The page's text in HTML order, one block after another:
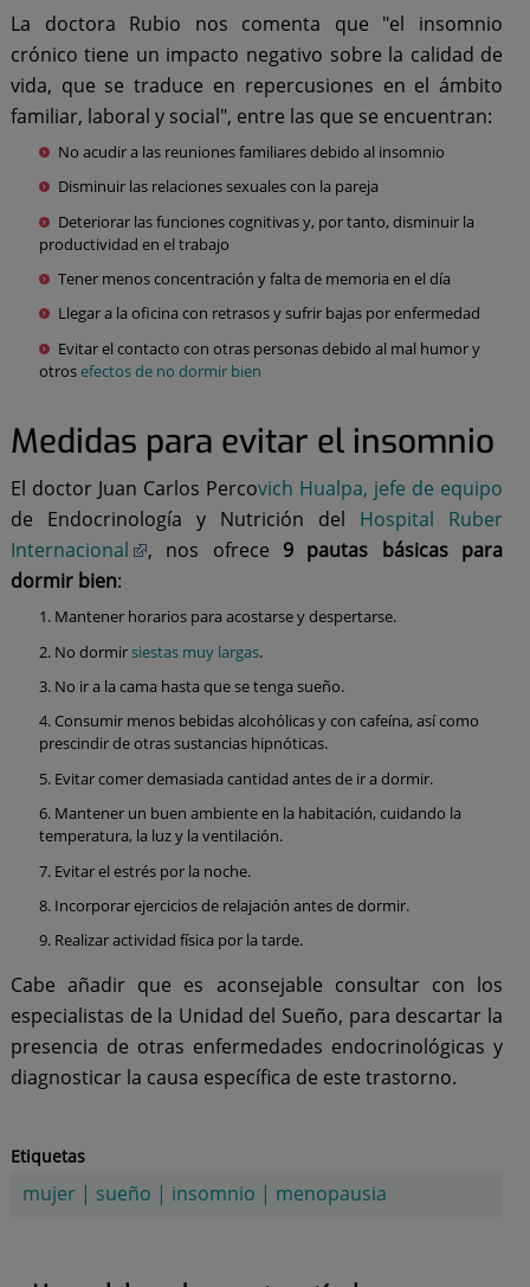
La doctora Rubio nos comenta que "el insomnio
crónico tiene un impacto negativo sobre la calidad de
vida, que se traduce en repercusiones en el ámbito
familiar, laboral y social", entre las que se encuentran:
No acudir a las reuniones familiares debido al insomnio
Disminuir las relaciones sexuales con la pareja
Deteriorar las funciones cognitivas y, por tanto, disminuir la
productividad en el trabajo
Tener menos concentración y falta de memoria en el día
Llegar a la oficina con retrasos y sufrir bajas por enfermedad
Evitar el contacto con otras personas debido al mal humor y
otrosefectos de no dormir bien
Medidas para evitar el insomnio
El doctor Juan Carlos Percovich Hualpa, jefe de equipo
de Endocrinología y Nutrición del Hospital Ruber
Internacional
, nos ofrece 9 pautas básicas para
dormir bien:
Mantener horarios para acostarse y despertarse.
No dormirsiestas muy largas.
No ir a la cama hasta que se tenga sueño.
Consumir menos bebidas alcohólicas y con cafeína, así como
prescindir de otras sustancias hipnóticas.
Evitar comer demasiada cantidad antes de ir a dormir.
Mantener un buen ambiente en la habitación, cuidando la
temperatura, la luz y la ventilación.
Evitar el estrés por la noche.
Incorporar ejercicios de relajación antes de dormir.
Realizar actividad física por la tarde.
Cabe añadir que es aconsejable consultar con los
especialistas de la Unidad del Sueño, para descartar la
presencia de otras enfermedades endocrinológicas y
diagnosticar la causa específica de este trastorno.
Etiquetas
mujer| sueño | insomnio | menopausia